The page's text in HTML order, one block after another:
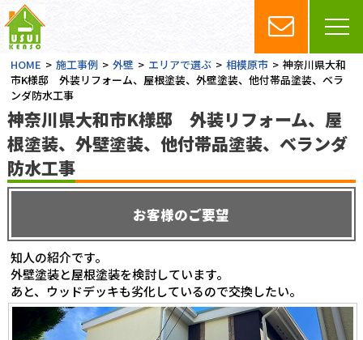
HOME 施工事例 外壁 エリアで選ぶ 相模原市
神奈川県大和
市K様邸 外装リフォーム、屋根塗装、外壁塗装、他付帯品塗装、ベラ
ンダ防水工事
神奈川県大和市K様邸 外装リフォーム、屋
根塗装、外壁塗装、他付帯品塗装、ベランダ
防水工事
お客様のご要望
知人の紹介です。
外壁塗装と屋根塗装を検討しています。
あと、ウッドデッキも劣化しているので交換したい。